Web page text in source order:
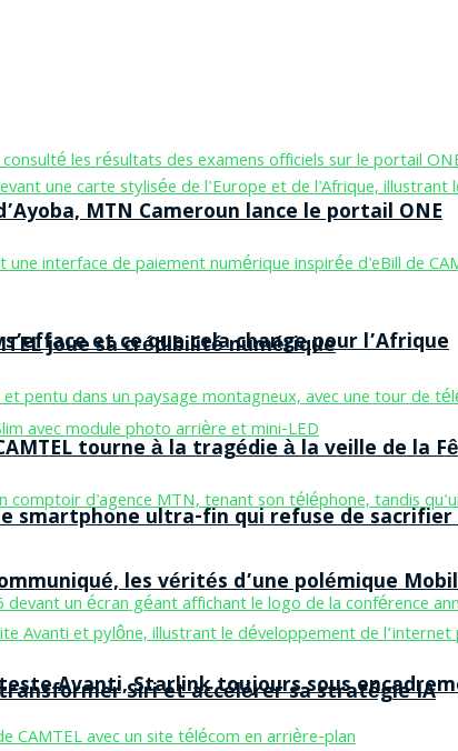
et ce que cela change pour l’Afrique
le smartphone ultra-fin qui refuse de
transformer Siri et accélérer sa stratégie IA
MTN Cameroun lance le portail ONE
joue sa crédibilité numérique
tourne à la tragédie à la veille de la
les vérités d’une polémique
Avanti, Starlink toujours sous